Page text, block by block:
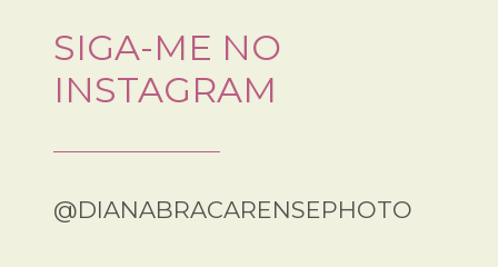
SIGA-ME NO
INSTAGRAM
@DIANABRACARENSEPHOTO